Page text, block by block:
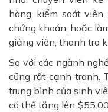
hàng, kiểm soát
chứng khoán, hoặc
giảng viên, thanh tra
So với các ngành
cũng rất cạnh tranh.
trung bình của sinh
có thể tăng lên